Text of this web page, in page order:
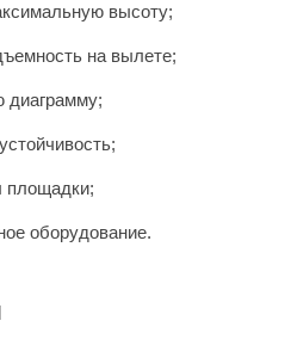
высоту;
на вылете;
диаграмму;
площадки;
оборудование.